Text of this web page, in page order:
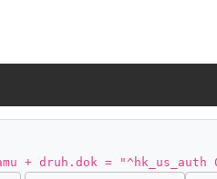
+ druh.dok = "^hk_us_auth